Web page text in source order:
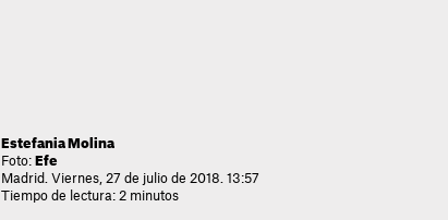
Estefania Molina
Foto: Efe
Madrid. Viernes, 27 de julio de 2018. 13:57
Tiempo de lectura: 2 minutos